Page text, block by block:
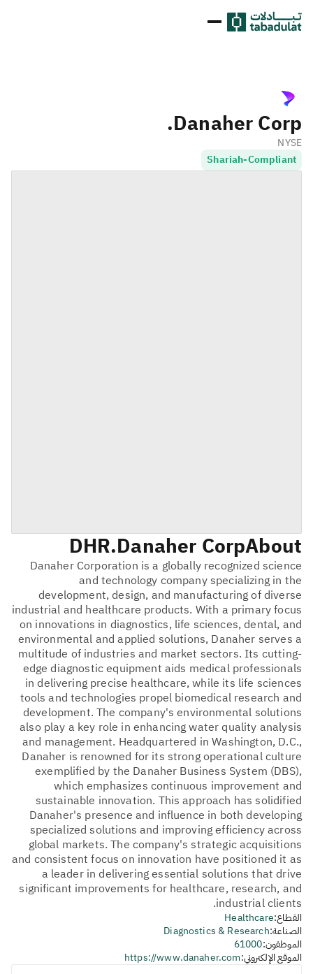
Danaher Corp.
NYSE
Shariah-Compliant
About
Danaher Corp.
DHR
Danaher Corporation is a globally recognized science
and technology company specializing in the
development, design, and manufacturing of diverse
industrial and healthcare products. With a primary focus
on innovations in diagnostics, life sciences, dental, and
environmental and applied solutions, Danaher serves a
multitude of industries and market sectors. Its cutting-
edge diagnostic equipment aids medical professionals
in delivering precise healthcare, while its life sciences
tools and technologies propel biomedical research and
development. The company's environmental solutions
also play a key role in enhancing water quality analysis
and management. Headquartered in Washington, D.C.,
Danaher is renowned for its strong operational culture
exemplified by the Danaher Business System (DBS),
which emphasizes continuous improvement and
sustainable innovation. This approach has solidified
Danaher's presence and influence in both developing
specialized solutions and improving efficiency across
global markets. The company's strategic acquisitions
and consistent focus on innovation have positioned it as
a leader in delivering essential solutions that drive
significant improvements for healthcare, research, and
industrial clients.
القطاع:Healthcare
الصناعة:Diagnostics & Research
الموظفون:61000
الموقع الإلكتروني:https://www.danaher.com